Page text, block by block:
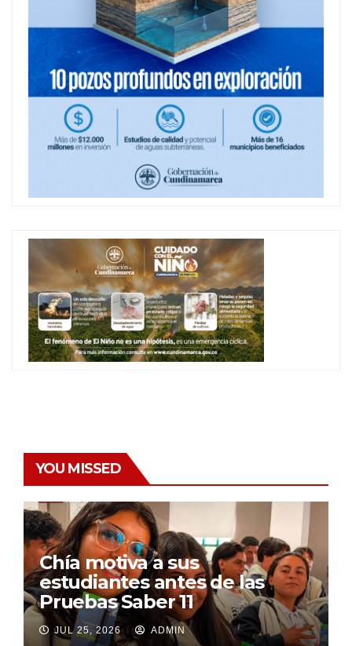
YOU MISSED
Chía motiva a sus
estudiantes antes de las
Pruebas Saber 11
JUL 25, 2026 ADMIN